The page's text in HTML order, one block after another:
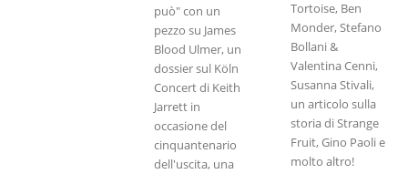
può" con un
pezzo su James
Blood Ulmer, un
dossier sul Köln
Concert di Keith
Jarrett in
occasione del
cinquantenario
dell'uscita, una
Tortoise, Ben
Monder, Stefano
Bollani &
Valentina Cenni,
Susanna Stivali,
un articolo sulla
storia di Strange
Fruit, Gino Paoli e
molto altro!